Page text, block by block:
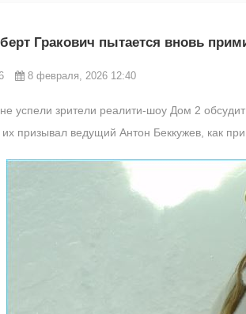
Гракович пытается вновь
8 февраля, 2026 12:40
успели зрители реалити-шоу Дом 2
призывал ведущий Антон Беккужев, как